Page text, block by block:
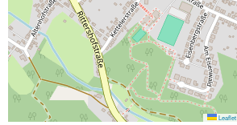
Leaflet